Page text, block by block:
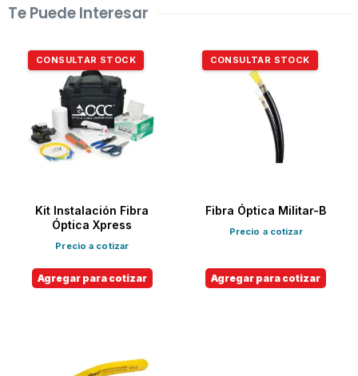
Te Puede Interesar
CONSULTAR STOCK
Kit Instalación Fibra
Óptica Xpress
Precio a cotizar
Agregar para cotizar
CONSULTAR STOCK
Fibra Óptica Militar-B
Precio a cotizar
Agregar para cotizar